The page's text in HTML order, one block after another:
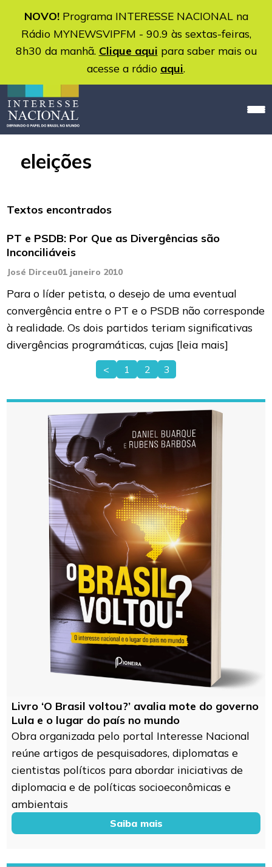
NOVO!Programa INTERESSE NACIONAL na
Rádio MYNEWSVIPFM - 90.9 às sextas-feiras,
8h30 da manhã. Clique aqui para saber mais ou
acesse a rádio aqui.
eleições
Textos encontrados
PT e PSDB: Por Que as Divergências são
Inconciliáveis
José Dirceu01 janeiro 2010
Para o líder petista, o desejo de uma eventual
convergência entre o PT e o PSDB não corresponde
à realidade. Os dois partidos teriam significativas
divergências programáticas, cujas [leia mais]
Paginação
de
posts
< 1 2 3
Livro ‘O Brasil voltou?’ avalia mote do governo
Lula e o lugar do país no mundo
Obra organizada pelo portal Interesse Nacional
reúne artigos de pesquisadores, diplomatas e
cientistas políticos para abordar iniciativas de
diplomacia e de políticas socioeconômicas e
ambientais
Saiba mais